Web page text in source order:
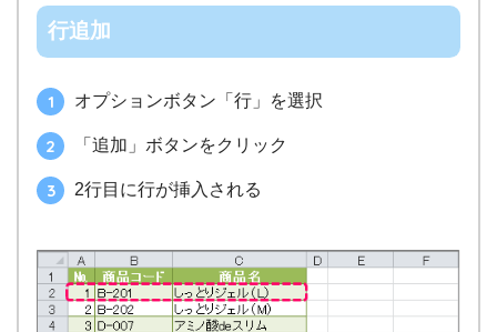
行追加
オプションボタン「行」を選択
「追加」ボタンをクリック
2行目に行が挿入される